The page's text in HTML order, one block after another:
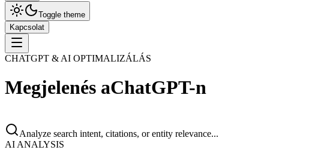
Toggle theme
Kapcsolat
CHATGPT & AI OPTIMALIZÁLÁS
Megjelenés aChatGPT-n
Analyze search intent, citations, or entity relevance...
AI ANALYSIS